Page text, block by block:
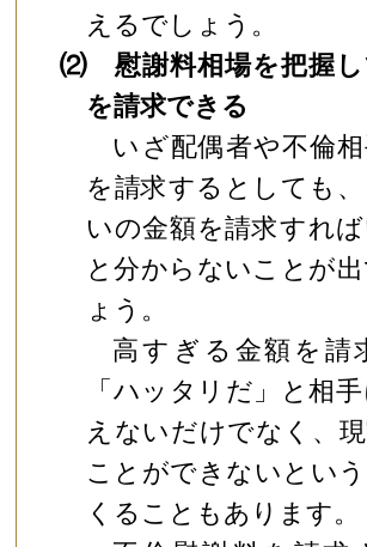
えるでしょう。
⑵ 慰謝料相場を把握し
を請求できる
いざ配偶者や不倫
を請求するとしても
いの金額を請求すれば
と分からないことが
ょう。
高すぎる金額を請
「ハッタリだ」と相
えないだけでなく、
ことができないとい
くることもあります。